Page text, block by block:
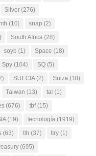
Silver (276)
(10) snap (2)
South Africa (28)
soyb (1) Space (18)
Spy (104) SQ (5)
SUECIA(2) Suiza (18)
Taiwan (13) tal (1)
(676) tbf(15)
(19) tecnología (1919)
(63) tlh (37) tlry (1)
(695)